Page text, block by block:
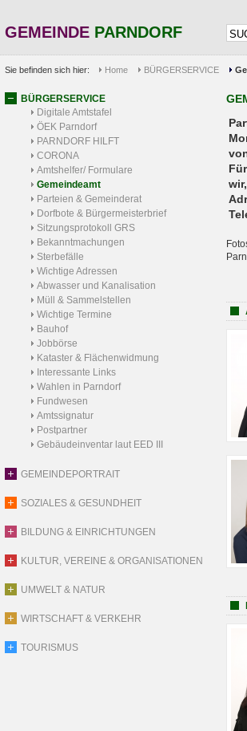
GEMEINDE PARNDORF
Sie befinden sich hier: Home BÜRGERSERVICE
BÜRGERSERVICE
Digitale Amtstafel
ÖEK Parndorf
PARNDORF HILFT
CORONA
Amtshelfer/ Formulare
Gemeindeamt
Parteien & Gemeinderat
Dorfbote & Bürgermeisterbrief
Sitzungsprotokoll GRS
Bekanntmachungen
Sterbefälle
Wichtige Adressen
Abwasser und Kanalisation
Müll & Sammelstellen
Wichtige Termine
Bauhof
Jobbörse
Kataster & Flächenwidmung
Interessante Links
Wahlen in Parndorf
Fundwesen
Amtssignatur
Postpartner
Gebäudeinventar laut EED III
GEMEINDEPORTRAIT
SOZIALES & GESUNDHEIT
BILDUNG & EINRICHTUNGEN
KULTUR, VEREINE & ORGANISATIONEN
UMWELT & NATUR
WIRTSCHAFT & VERKEHR
TOURISMUS